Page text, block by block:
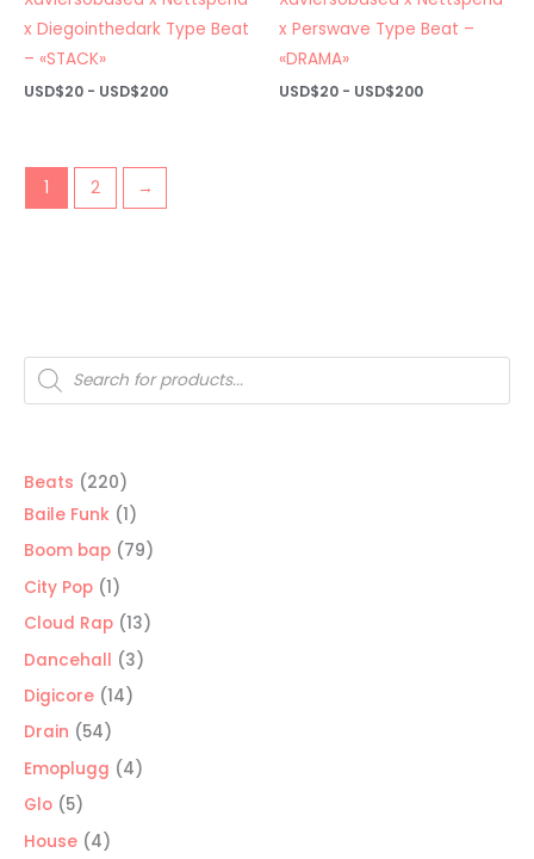
Búsqueda
de
productos
Beats 220220
productos
Baile Funk 11
producto
Boom bap 7979
City Pop 11
producto
Cloud Rap 1313
productos
Dancehall 33
Digicore 1414
Drain 5454
productos
Emoplugg 44
Glo 55
productos
House 44
x Diegointhedark Type Beat
– «STACK»
USD$20 - USD$200Rango
x Perswave Type Beat –
«DRAMA»
USD$20 - USD$200Rango
1 2 →